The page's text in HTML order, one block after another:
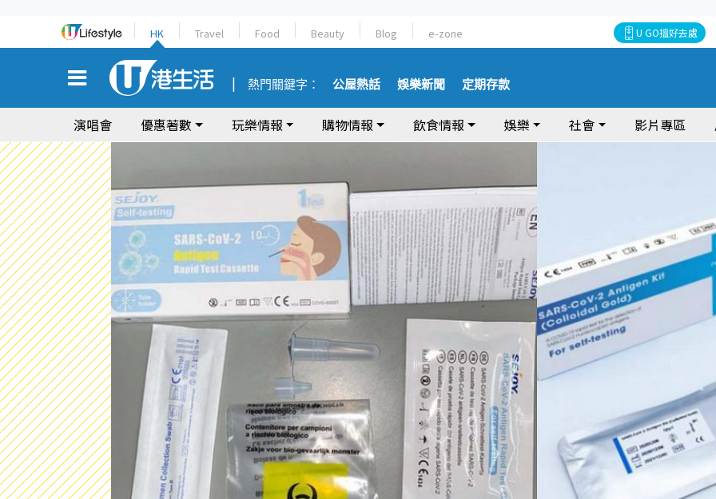
HK Travel Food Beauty Blog e-zone U GO搵好去處
熱門關鍵字： 公屋熱話 娛樂新聞 定期存款
演唱會 優惠著數 玩樂情報 購物情報 飲食情報 娛樂 社會 影片專區